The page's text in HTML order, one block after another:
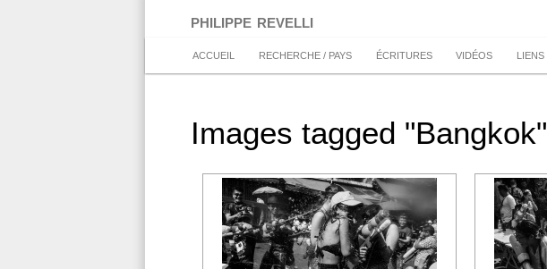
philippe revelli
principal
ACCUEIL RECHERCHE / PAYS ÉCRITURES VIDÉOS LIENS
Images tagged "Bangkok"